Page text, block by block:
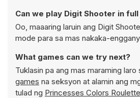
Can we play Digit Shooter in
Oo, maaaring laruin ang Digit
mode para sa mas nakaka-
What games can we try next?
Tuklasin pa ang mas maraming laro
games na seksyon at alamin ang
tulad ng Princesses Colors Roulette